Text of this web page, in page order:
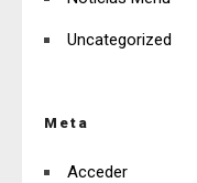
Uncategorized
Meta
Acceder